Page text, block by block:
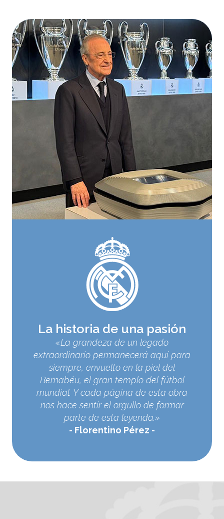
La historia de una pasión
«La grandeza de un legado
extraordinario permanecerá aquí para
siempre, envuelto en la piel del
Bernabéu, el gran templo del fútbol
mundial. Y cada página de esta obra
nos hace sentir el orgullo de formar
parte de esta leyenda.»
Florentino Pérez